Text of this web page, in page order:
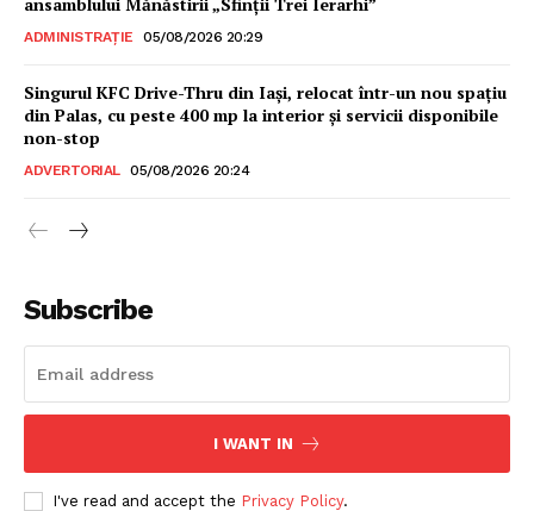
ADMINISTRAȚIE 05/08/2026 20:29
Singurul KFC Drive-Thru din Iași, relocat într-un nou spaţiu
din Palas, cu peste 400 mp la interior și servicii disponibile
non-stop
ADVERTORIAL 05/08/2026 20:24
Subscribe
I WANT IN
I've read and accept the Privacy Policy.